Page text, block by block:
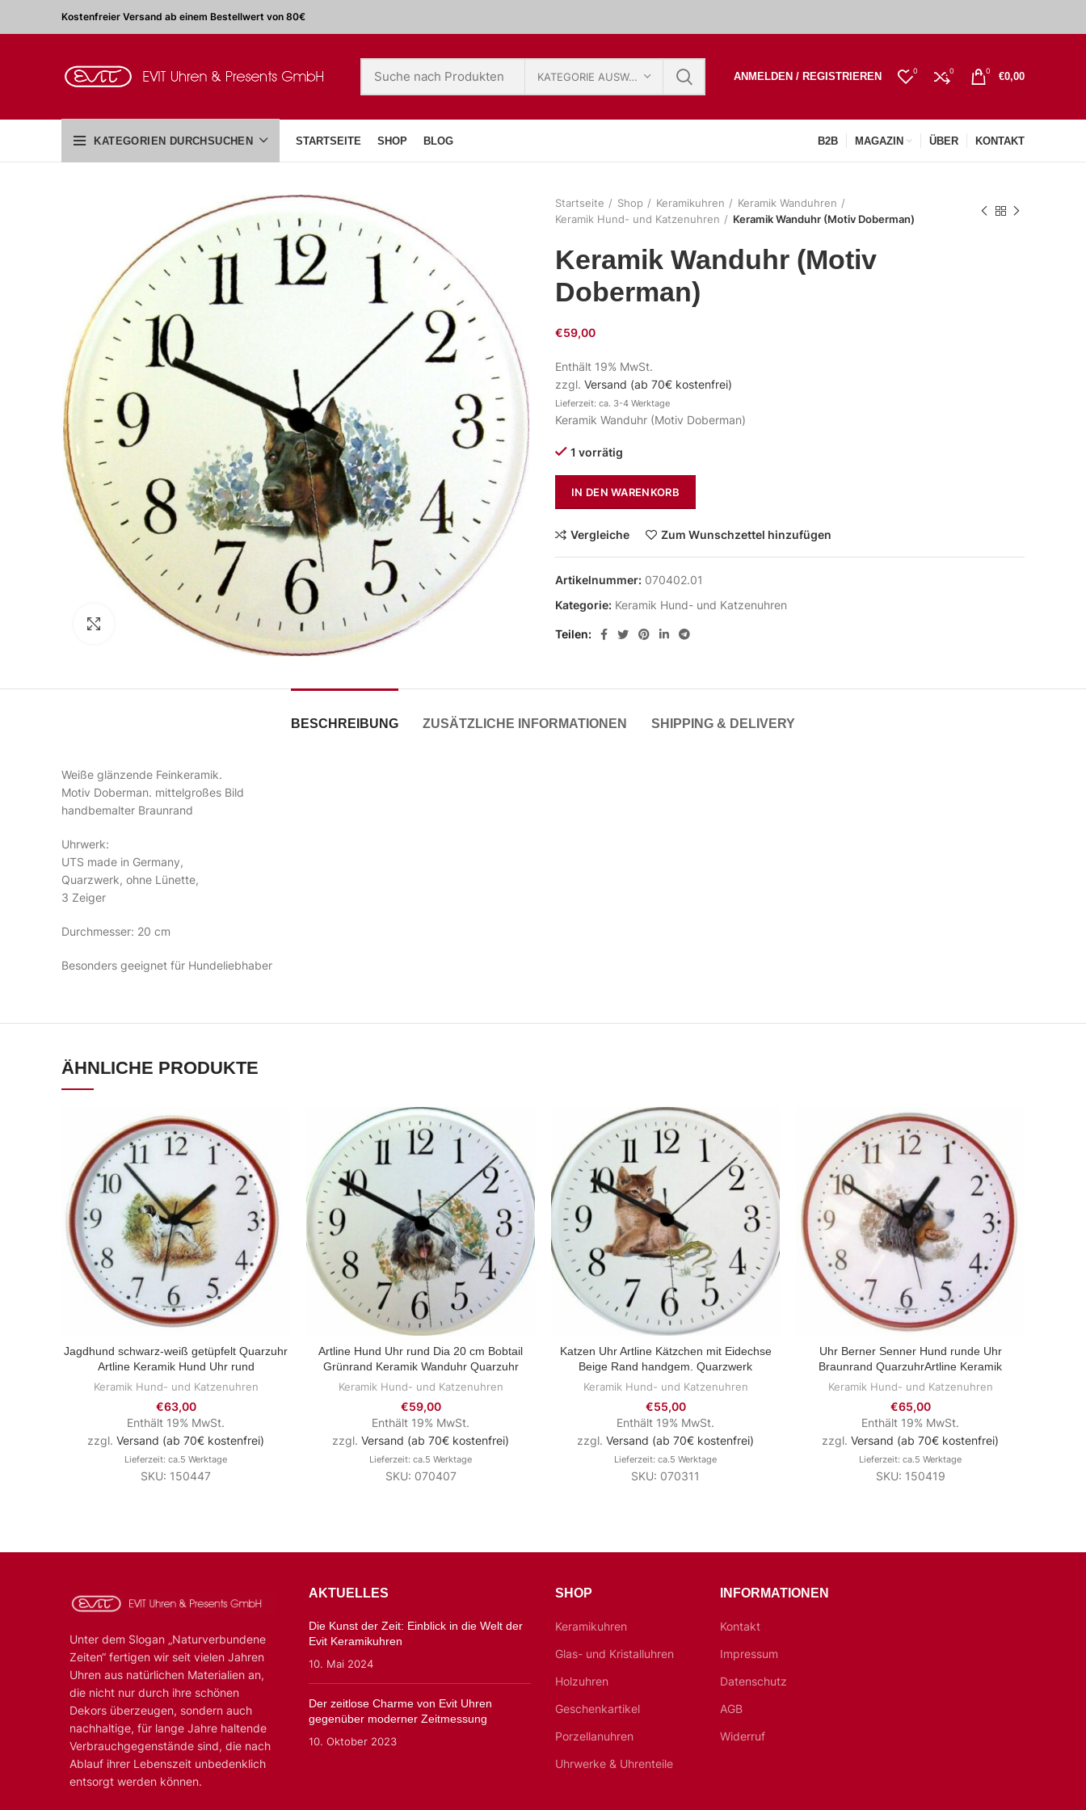
Kostenfreier Versand ab einem Bestellwert von 80€
KATEGORIE AUSWÄHLEN ANMELDEN / REGISTRIEREN 0 0 0 €0,00
KATEGORIEN DURCHSUCHEN STARTSEITE SHOP BLOG B2B MAGAZIN ÜBER KONTAKT
Zum Vergrößern klicken
Startseite Shop Keramikuhren
Keramik Wanduhren
Keramik Hund- und Katzenuhren
Keramik Wanduhr (Motiv Doberman)
Keramik Wanduhr (Motiv
Doberman)
€59,00
Enthält 19% MwSt.
zzgl. Versand (ab 70€ kostenfrei)
Lieferzeit: ca. 3-4 Werktage
Keramik Wanduhr (Motiv Doberman)
1 vorrätig
IN DEN WARENKORB
Vergleiche Zum Wunschzettel hinzufügen
Artikelnummer: 070402.01
Kategorie: Keramik Hund- und Katzenuhren
Teilen
BESCHREIBUNG ZUSÄTZLICHE INFORMATIONEN SHIPPING & DELIVERY
Weiße glänzende Feinkeramik.
Motiv Doberman. mittelgroßes Bild
handbemalter Braunrand
Uhrwerk:
UTS made in Germany,
Quarzwerk, ohne Lünette,
3 Zeiger
Durchmesser: 20 cm
Besonders geeignet für Hundeliebhaber
ÄHNLICHE PRODUKTE
ZUM PRODUKT
Jagdhund schwarz-weiß getüpfelt Quarzuhr
Artline Keramik Hund Uhr rund
Keramik Hund- und Katzenuhren
€63,00
Enthält 19% MwSt.
zzgl. Versand (ab 70€ kostenfrei)
Lieferzeit: ca.5 Werktage
SKU: 150447
ZUM PRODUKT
Artline Hund Uhr rund Dia 20 cm Bobtail
Grünrand Keramik Wanduhr Quarzuhr
Keramik Hund- und Katzenuhren
€59,00
Enthält 19% MwSt.
zzgl. Versand (ab 70€ kostenfrei)
Lieferzeit: ca.5 Werktage
SKU: 070407
ZUM PRODUKT
Katzen Uhr Artline Kätzchen mit Eidechse
Beige Rand handgem. Quarzwerk
Keramik Hund- und Katzenuhren
€55,00
Enthält 19% MwSt.
zzgl. Versand (ab 70€ kostenfrei)
Lieferzeit: ca.5 Werktage
SKU: 070311
ZUM PRODUKT
Uhr Berner Senner Hund runde Uhr
Braunrand QuarzuhrArtline Keramik
Keramik Hund- und Katzenuhren
€65,00
Enthält 19% MwSt.
zzgl. Versand (ab 70€ kostenfrei)
Lieferzeit: ca.5 Werktage
SKU: 150419
Unter dem Slogan „Naturverbundene
Zeiten“ fertigen wir seit vielen Jahren
Uhren aus natürlichen Materialien an,
die nicht nur durch ihre schönen
Dekors überzeugen, sondern auch
nachhaltige, für lange Jahre haltende
Verbrauchgegenstände sind, die nach
Ablauf ihrer Lebenszeit unbedenklich
entsorgt werden können.
AKTUELLES
Die Kunst der Zeit: Einblick in die Welt der
Evit Keramikuhren
10. Mai 2024
Der zeitlose Charme von Evit Uhren
gegenüber moderner Zeitmessung
10. Oktober 2023
SHOP
Keramikuhren
Glas- und Kristalluhren
Holzuhren
Geschenkartikel
Porzellanuhren
Uhrwerke & Uhrenteile
INFORMATIONEN
Kontakt
Impressum
Datenschutz
AGB
Widerruf